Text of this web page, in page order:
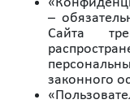
–
Сайта
законного